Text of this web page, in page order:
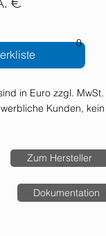
0
in Euro zzgl. MwSt.
Kunden,
Zum Hersteller
Dokumentation